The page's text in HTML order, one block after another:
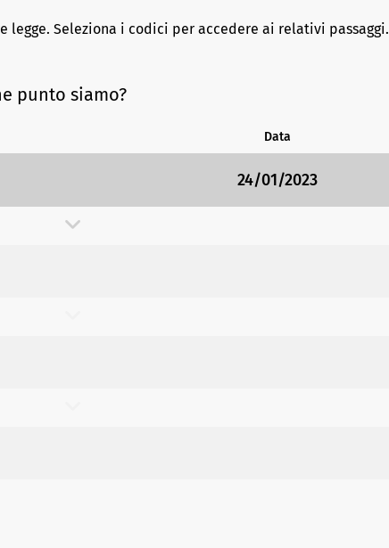
Seleziona i codici per accedere ai relativi passaggi.
punto siamo?
Data
24/01/2023